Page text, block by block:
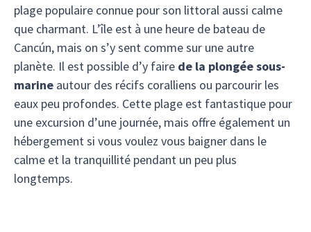
plage populaire connue pour son littoral aussi calme
que charmant. L’île est à une heure de bateau de
Cancún, mais on s’y sent comme sur une autre
planète. Il est possible d’y faire de la plongée sous-
marine autour des récifs coralliens ou parcourir les
eaux peu profondes. Cette plage est fantastique pour
une excursion d’une journée, mais offre également un
hébergement si vous voulez vous baigner dans le
calme et la tranquillité pendant un peu plus
longtemps.